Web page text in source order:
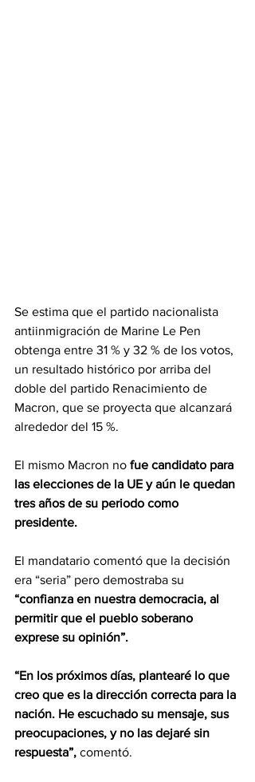
Se estima que el partido nacionalista
antiinmigración de Marine Le Pen
obtenga entre 31 % y 32 % de los votos,
un resultado histórico por arriba del
doble del partido Renacimiento de
Macron, que se proyecta que alcanzará
alrededor del 15 %.
El mismo Macron no fue candidato para
las elecciones de la UE y aún le quedan
tres años de su periodo como
presidente.
El mandatario comentó que la decisión
era “seria” pero demostraba su
“confianza en nuestra democracia, al
permitir que el pueblo soberano
exprese su opinión”.
“En los próximos días, plantearé lo que
creo que es la dirección correcta para la
nación. He escuchado su mensaje, sus
preocupaciones, y no las dejaré sin
respuesta”, comentó.